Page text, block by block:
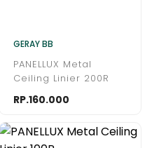
GERAY BB
PANELLUX Metal
Ceiling Linier 200R
RP.160.000